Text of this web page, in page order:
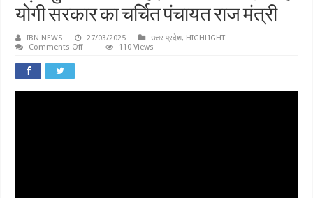
योगी सरकार का चर्चित पंचायत राज मंत्री
IBN NEWS 27/03/2025 उत्तर प्रदेश, HIGHLIGHT
Comments Offon
नहीं,
110 Views